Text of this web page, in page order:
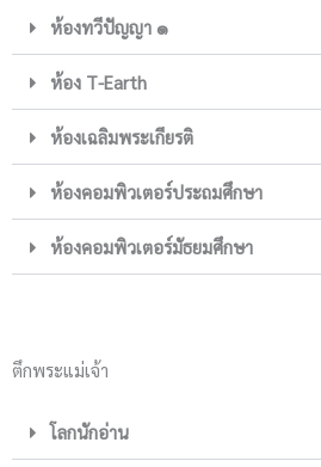
ห้องทวีปัญญา ๑
ห้อง T-Earth
ห้องเฉลิมพระเกียรติ
ห้องคอมพิวเตอร์ประถมศึกษา
ห้องคอมพิวเตอร์มัธยมศึกษา
ตึกพระแม่เจ้า
โลกนักอ่าน